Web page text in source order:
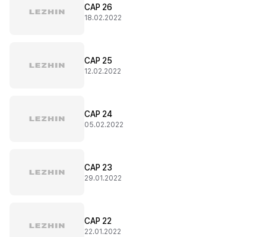
CAP 26
18.02.2022
CAP 25
12.02.2022
CAP 24
05.02.2022
CAP 23
29.01.2022
CAP 22
22.01.2022